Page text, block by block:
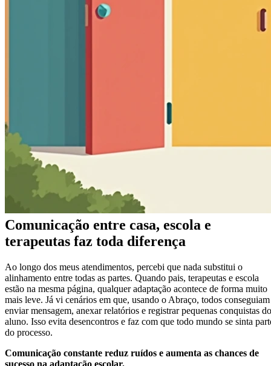
Comunicação entre casa, escola e
terapeutas faz toda diferença
Ao longo dos meus atendimentos, percebi que nada substitui o
alinhamento entre todas as partes. Quando pais, terapeutas e escola
estão na mesma página, qualquer adaptação acontece de forma muito
mais leve. Já vi cenários em que, usando o Abraço, todos conseguiam
enviar mensagem, anexar relatórios e registrar pequenas conquistas do
aluno. Isso evita desencontros e faz com que todo mundo se sinta
do processo.
Comunicação constante reduz ruídos e aumenta as chances de